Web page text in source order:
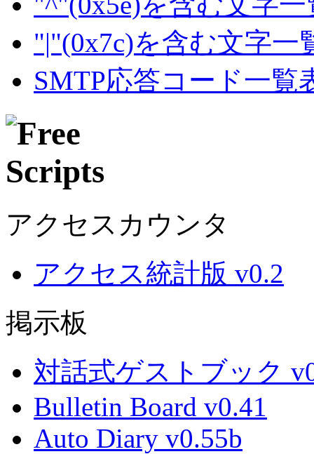
"|"(0x7c)を含む文字一
SMTP応答コード一覧
アクセスカウンタ
アクセス統計版 v0.2
掲示板
対話式ゲストブック
Bulletin Board v0.41
Auto Diary v0.55b